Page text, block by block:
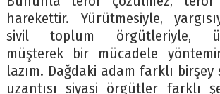
harekettir. Yürütmesiyle,
sivil toplum örgütleriyle,
müşterek bir mücadele
lazım. Dağdaki adam farklı
uzantısı siyasi örgütler farklı